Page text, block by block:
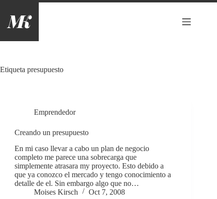
contenido
Etiqueta presupuesto
Emprendedor
Creando un presupuesto
En mi caso llevar a cabo un plan de negocio
completo me parece una sobrecarga que
simplemente atrasara my proyecto. Esto debido a
que ya conozco el mercado y tengo conocimiento a
detalle de el. Sin embargo algo que no…
Moises Kirsch
Oct 7, 2008